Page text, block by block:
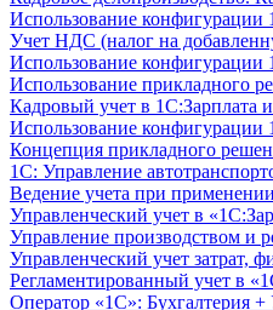
Использование конфигурации
Учет НДС (налог на
Использование конфигурации
Использование прикладного
Кадровый учет в 1С:Зарплата
Использование конфигурации
Концепция прикладного
1С: Управление
Ведение учета при
Управленческий учет в
Управление производством и
Управленческий учет затрат,
Регламентированный учет в
Оператор «1С»: Бухгалтерия +